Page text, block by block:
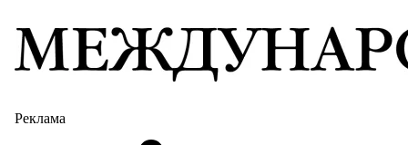
Реклама